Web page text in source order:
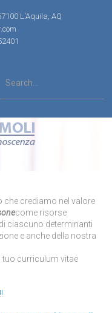
L'Aquila, AQ
che crediamo nel valore
come risorse
ciascuno determinanti
e anche della nostra
tuo curriculum vitae